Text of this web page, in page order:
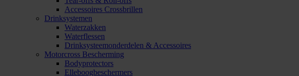
Accessoires Crossbrillen
Drinksystemen
Waterzakken
Waterflessen
Drinksysteemonderdelen & Accessoires
Motorcross Bescherming
Bodyprotectors
Elleboogbeschermers